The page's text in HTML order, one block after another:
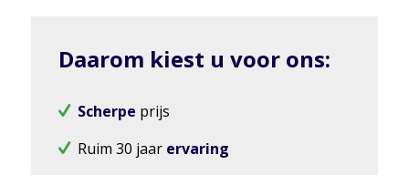
Daarom kiest u voor ons:
Scherpe prijs
Ruim 30 jaar ervaring